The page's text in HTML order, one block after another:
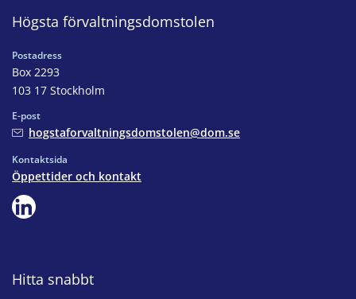
Högsta förvaltningsdomstolen
Postadress
Box 2293
103 17 Stockholm
E-post
hogstaforvaltningsdomstolen@dom.se
Kontaktsida
Öppettider och kontakt
Hitta snabbt